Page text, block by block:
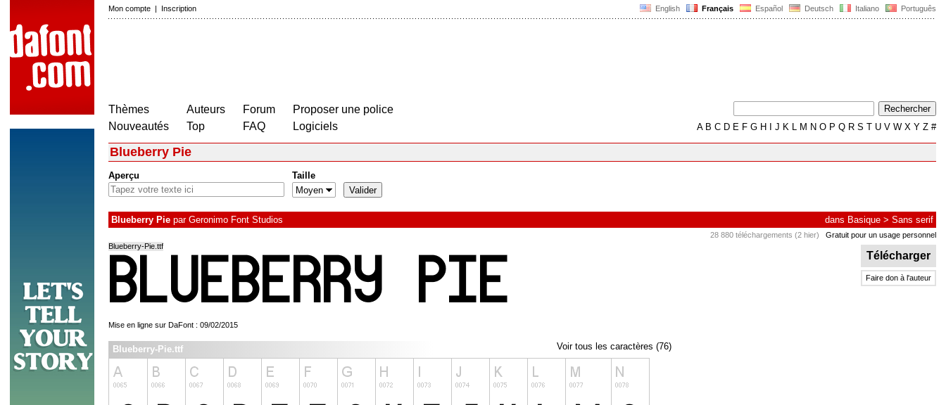
English Français Español Deutsch Italiano Português
Mon compte | Inscription
Thèmes
Nouveautés
Auteurs
Top
Forum
FAQ
Proposer une police
Logiciels
AB C D E F G H J K L M N O P Q R S T U V W X Y Z #
Blueberry Pie
Aperçu Taille
Blueberry Pie par Geronimo Font Studios dans Basique > Sans serif
28 880 téléchargements (2 hier) Gratuit pour un usage personnel
Télécharger
Faire don à l'auteur
Blueberry-Pie.ttf
Mise en ligne sur DaFont : 09/02/2015
Voir tous les caractères (76)
Blueberry-Pie.ttf